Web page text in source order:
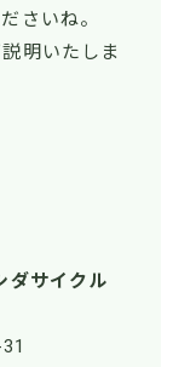
さいね。
明いたしま
サイクル